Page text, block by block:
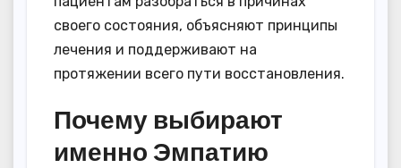
своего состояния, объясняют принципы
лечения и поддерживают на
протяжении всего пути восстановления.
Почему выбирают
именно Эмпатию